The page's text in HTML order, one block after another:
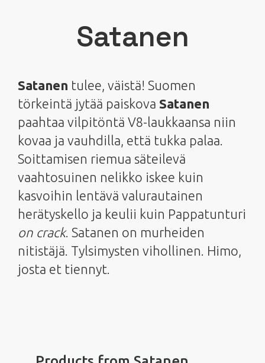
Satanen
Satanen tulee, väistä! Suomen
törkeintä jytää paiskova Satanen
paahtaa vilpitöntä V8-laukkaansa niin
kovaa ja vauhdilla, että tukka palaa.
Soittamisen riemua säteilevä
vaahtosuinen nelikko iskee kuin
kasvoihin lentävä valurautainen
herätyskello ja keulii kuin Pappatunturi
on crack. Satanen on murheiden
nitistäjä. Tylsimysten vihollinen. Himo,
josta et tiennyt.